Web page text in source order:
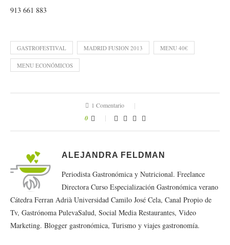
913 661 883
GASTROFESTIVAL MADRID FUSION 2013 MENU 40€
MENU ECONÓMICOS
1 Comentario
0
ALEJANDRA FELDMAN
Periodista Gastronómica y Nutricional. Freelance
Directora Curso Especialización Gastronómica verano
Cátedra Ferran Adrià Universidad Camilo José Cela, Canal Propio de
Tv, Gastrónoma PulevaSalud, Social Media Restaurantes, Video
Marketing. Blogger gastronómica, Turismo y viajes gastronomía.